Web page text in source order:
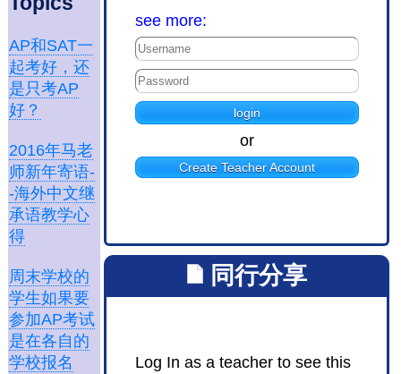
AP和SAT一
起考好，还
是只考AP
好？
2016年马老
师新年寄语-
-海外中文继
承语教学心
得
周末学校的
学生如果要
参加AP考试
是在各自的
学校报名
see more:
or
Create Teacher Account
同行分享
Log In as a teacher to see this